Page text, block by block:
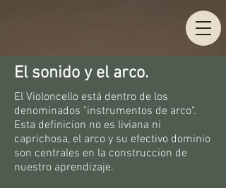
El sonido y el arco.
El Violoncello está dentro de los
denominados "instrumentos de arco".
Esta definicion no es liviana ni
caprichosa, el arco y su efectivo dominio
son centrales en la construccion de
nuestro aprendizaje.